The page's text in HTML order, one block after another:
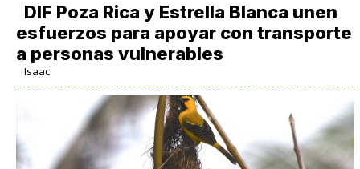
DIF Poza Rica y Estrella Blanca unen
esfuerzos para apoyar con transporte
a personas vulnerables
Isaac